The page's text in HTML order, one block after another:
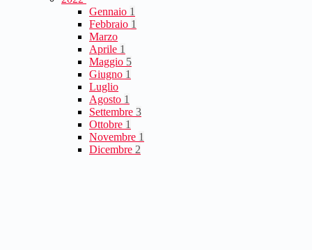
Gennaio 1
Febbraio 1
Marzo
Aprile 1
Maggio 5
Giugno 1
Luglio
Agosto 1
Settembre 3
Ottobre 1
Novembre 1
Dicembre 2